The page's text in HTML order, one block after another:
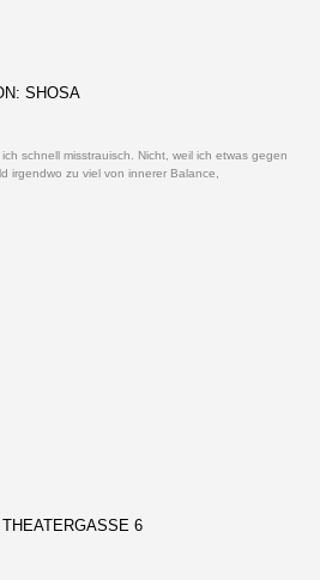
SHOSA
schnell misstrauisch. Nicht, weil ich etwas gegen
irgendwo zu viel von innerer Balance,
6